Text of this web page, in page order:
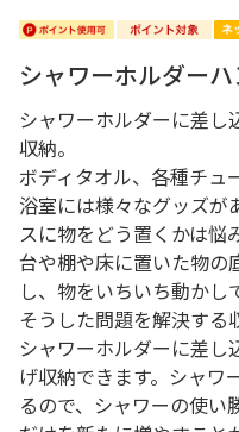
シャワーホルダー
シャワーホルダーに差し
収納。
ボディタオル、各種チュ
浴室には様々なグッズが
スに物をどう置くかは悩
台や棚や床に置いた物の
し、物をいちいち動かし
そうした問題を解決する
シャワーホルダーに差し
げ収納できます。シャワ
るので、シャワーの使い